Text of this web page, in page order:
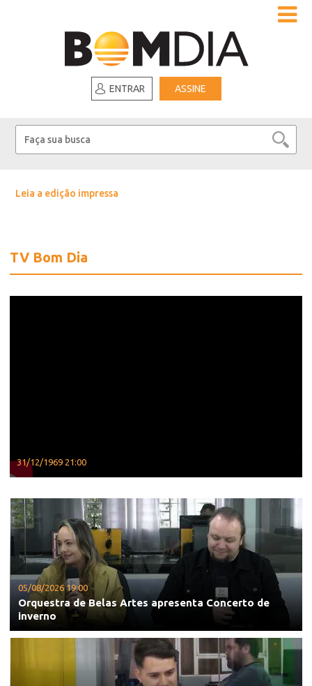
ENTRAR ASSINE
Leia a edição impressa
TV Bom Dia
31/12/1969 21:00
05/08/2026 19:00
Orquestra de Belas Artes apresenta Concerto de
inverno